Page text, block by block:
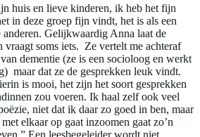
huis en lieve kinderen, ik heb het fijn
in deze groep fijn vindt, het is als een
Gelijkwaardig Anna laat de
vraagt soms iets. Ze vertelt me achteraf
dementie (ze is een socioloog en werkt
maar dat ze de gesprekken leuk vindt.
is mooi, het zijn het soort gesprekken
zou voeren. Ik haal zelf ook veel
niet dat ik daar zo goed in ben, maar
elkaar op gaat inzoomen gaat zo’n
Een leesbegeleider wordt niet